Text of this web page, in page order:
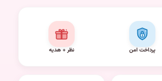
پرداخت امن نظر + هدیه